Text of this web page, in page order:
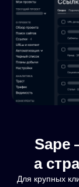
Sape
а
Для крупных